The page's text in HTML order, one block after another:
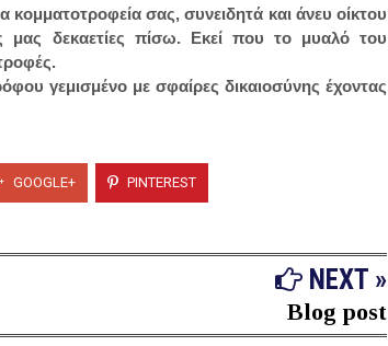
κομματοτροφεία σας, συνειδητά και άνευ οίκτου
μας δεκαετίες πίσω. Εκεί που το μυαλό του
γεμισμένο με σφαίρες δικαιοσύνης έχοντας
GOOGLE+ PINTEREST
NEXT »
Blog post